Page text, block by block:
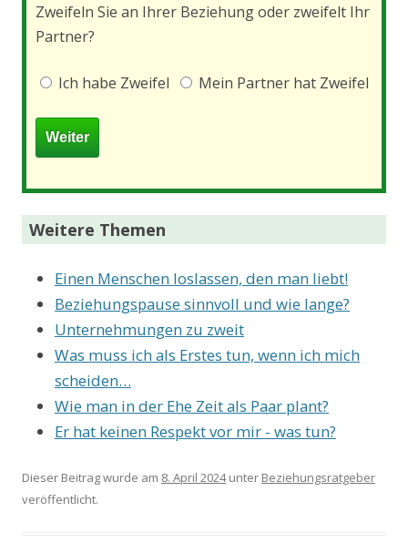
Zweifeln Sie an Ihrer Beziehung oder zweifelt Ihr
Partner?
Ich habe Zweifel Mein Partner hat Zweifel
Weitere Themen
Einen Menschen loslassen, den man liebt!
Beziehungspause sinnvoll und wie lange?
Unternehmungen zu zweit
Was muss ich als Erstes tun, wenn ich mich
scheiden…
Wie man in der Ehe Zeit als Paar plant?
Er hat keinen Respekt vor mir - was tun?
Dieser Beitrag wurde am 8. April 2024unter Beziehungsratgeber
veröffentlicht.